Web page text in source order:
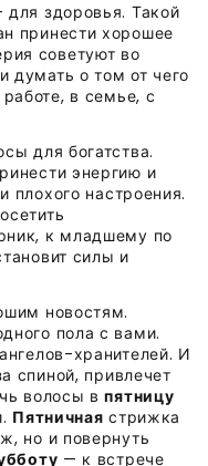
для здоровья. Такой
принести хорошее
советуют во
думать о том от чего
в семье, с
для богатства.
энергию и
плохого настроения.
к младшему по
силы и
новостям.
пола с вами.
хранителей. И
спиной, привлечет
волосы впятницу
Пятничнаястрижка
но и повернуть
— к встрече